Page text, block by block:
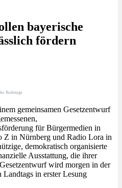
bayerische
fördern
Radiotage
gemeinsamen Gesetzentwurf
für Bürgermedien in
Z in Nürnberg und Radio Lora in
demokratisch organisierte
Ausstattung, die ihrer
wird morgen in der
Landtags in erster Lesung